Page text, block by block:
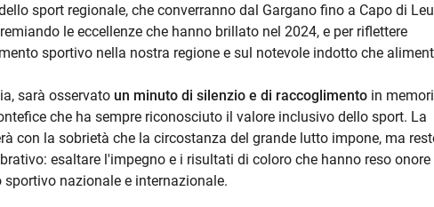
sport regionale, che converranno dal Gargano fino a Capo di
le eccellenze che hanno brillato nel 2024, e per riflettere
sportivo nella nostra regione e sul notevole indotto che
sarà osservato un minuto di silenzio e di raccoglimentoin
che ha sempre riconosciuto il valore inclusivo dello sport. La
con la sobrietà che la circostanza del grande lutto impone, ma
esaltare l'impegno e i risultati di coloro che hanno reso onore
nazionale e internazionale.